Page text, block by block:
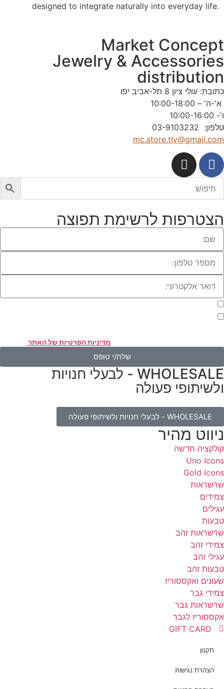
designed to integrate naturally into everyday life.
Market Concept
Jewelry & Accessories
distribution
כתובת: עולי ציון 8 תל-אביב יפו
א'-ה' – 10:00-18:00
ו'- 10:00-16:00
טלפון: 03-9103232
mc.store.tlv@gmail.com
הצטרפות לרשימת תפוצה
מדיניות הפרטיות של האתר
שלח/י טופס
WHOLESALE - לבעלי חנויות
ולשיתופי פעולה
WHOLESALE - לבעלי חנויות ולשיתופי פעולה
ניווט מהיר
קולקציה חדשה
Uno Icons
Gold Icons
שרשראות
צמידים
עגילים
טבעות
שרשראות זהב
צמידי זהב
עגילי זהב
טבעות זהב
שעונים ואקססוריז
צמידי גבר
שרשראות גבר
אקססוריז לגבר
GIFT CARD
תקנון
הצהרת נגישות